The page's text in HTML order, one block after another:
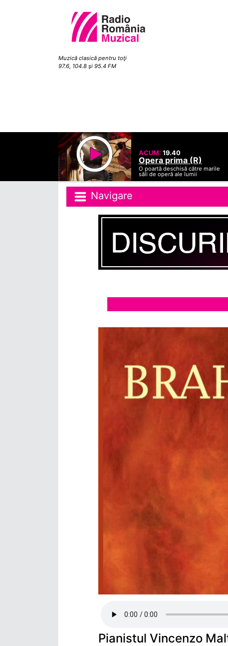
Muzică clasică pentru toţi
97.6, 104.8 şi 95.4 FM
ACUM: 19.40
Opera prima (R)
O poartă deschisă către marile
săli de operă ale lumii
Navigare
Pianistul Vincenzo